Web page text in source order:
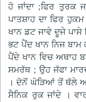
ਹੋ ਜਾਂਦਾ ;ਫਿਰ ਤੁਰਕ
ਪਾਤਸ਼ਾਹ ਦਾ ਫਿਰ
ਖਾਨ ਡਟ ਜਾਵੇ ਦੂਜੇ ਪਾਸੇ
ਭਟ ਪੈਂਦ ਖਾਨ ਨਿਜ ਬਾਮ
ਪੈਂਦੇ ਖਾਨ ਵਿਚ ਅਥਾਹ
ਸਮਰੱਥ ; ਉਹ ਜੱਫਾ
। ਦੋਨੋਂ ਘੋੜਿਆਂ ਤੋਂ ਥੱਲੇ
ਸੈਨਿਕ ਰੁਕ ਜਾਂਦੇ ।